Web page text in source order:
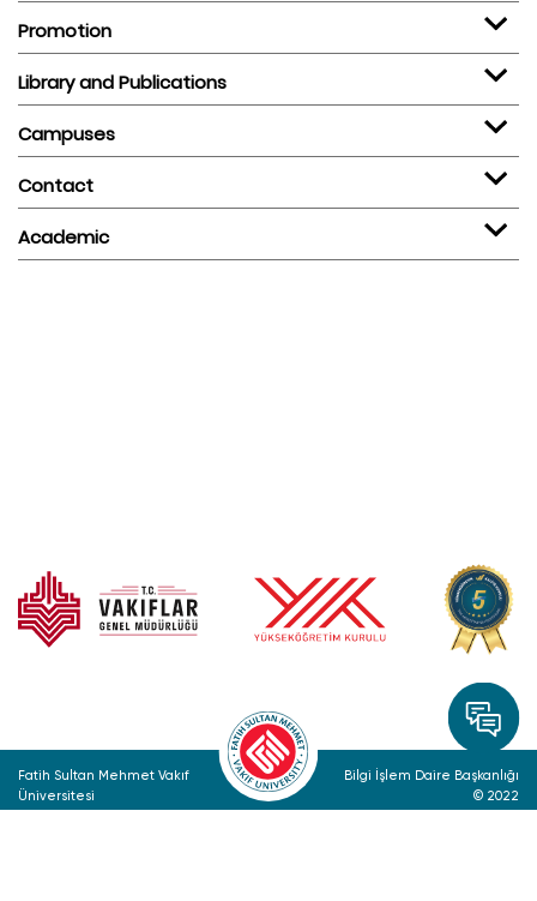
Promotion
Library and Publications
Campuses
Contact
Academic
Fatih Sultan Mehmet Vakıf
Üniversitesi
Bilgi İşlem Daire Başkanlığı
© 2022